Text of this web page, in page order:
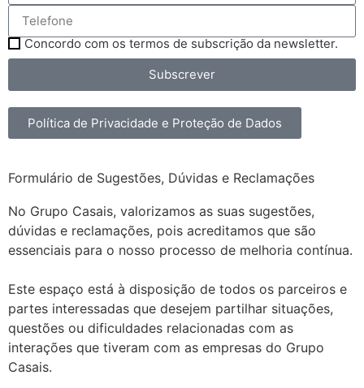
Concordo com os termos de subscrição da newsletter.
Subscrever
Política de Privacidade e Proteção de Dados
Formulário de Sugestões, Dúvidas e Reclamações
No Grupo Casais, valorizamos as suas sugestões,
dúvidas e reclamações, pois acreditamos que são
essenciais para o nosso processo de melhoria contínua.
Este espaço está à disposição de todos os parceiros e
partes interessadas que desejem partilhar situações,
questões ou dificuldades relacionadas com as
interações que tiveram com as empresas do Grupo
Casais.